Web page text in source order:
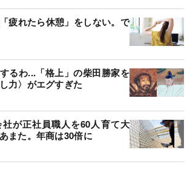
疲れたら休憩」をしない。で
るわ...「格上」の柴田勝家を
力〉がエグすぎた
が正社員職人を60人育て大
また。年商は30倍に